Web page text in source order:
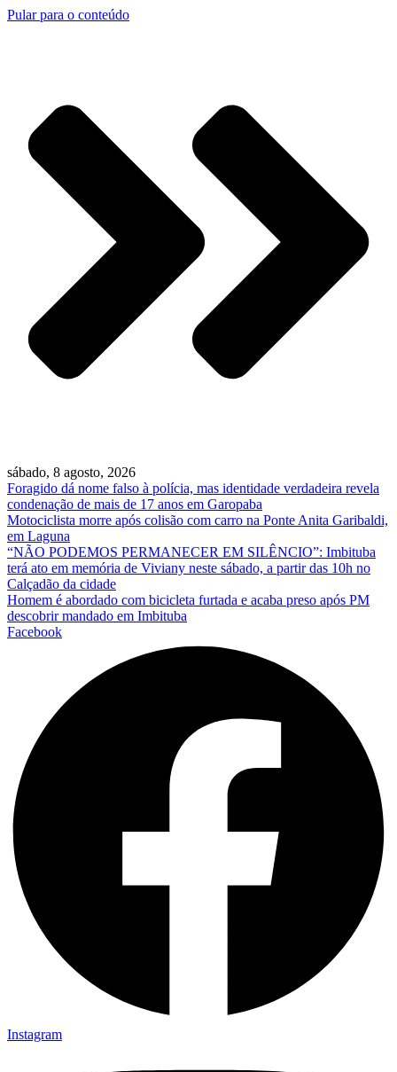
Pular para o conteúdo
sábado, 8 agosto, 2026
Foragido dá nome falso à polícia, mas identidade verdadeira revela
condenação de mais de 17 anos em Garopaba
Motociclista morre após colisão com carro na Ponte Anita Garibaldi,
em Laguna
“NÃO PODEMOS PERMANECER EM SILÊNCIO”: Imbituba
terá ato em memória de Viviany neste sábado, a partir das 10h no
Calçadão da cidade
Homem é abordado com bicicleta furtada e acaba preso após PM
descobrir mandado em Imbituba
Facebook
Instagram